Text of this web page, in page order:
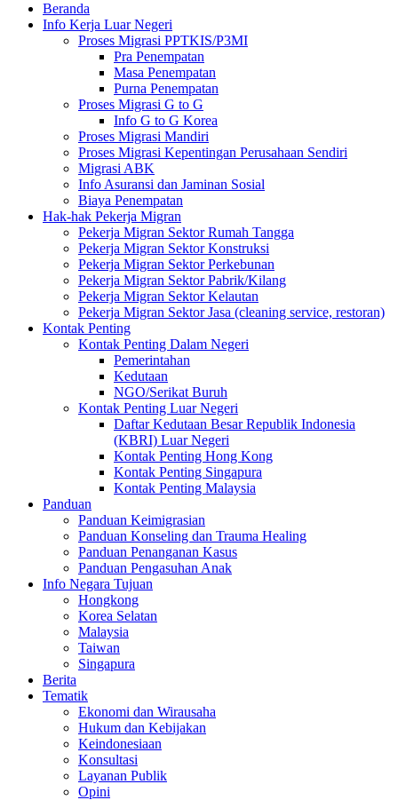
Beranda
Info Kerja Luar Negeri
Proses Migrasi PPTKIS/P3MI
Pra Penempatan
Masa Penempatan
Purna Penempatan
Proses Migrasi G to G
Info G to G Korea
Proses Migrasi Mandiri
Proses Migrasi Kepentingan Perusahaan Sendiri
Migrasi ABK
Info Asuransi dan Jaminan Sosial
Biaya Penempatan
Hak-hak Pekerja Migran
Pekerja Migran Sektor Rumah Tangga
Pekerja Migran Sektor Konstruksi
Pekerja Migran Sektor Perkebunan
Pekerja Migran Sektor Pabrik/Kilang
Pekerja Migran Sektor Kelautan
Pekerja Migran Sektor Jasa (cleaning service, restoran)
Kontak Penting
Kontak Penting Dalam Negeri
Pemerintahan
Kedutaan
NGO/Serikat Buruh
Kontak Penting Luar Negeri
Daftar Kedutaan Besar Republik Indonesia
(KBRI) Luar Negeri
Kontak Penting Hong Kong
Kontak Penting Singapura
Kontak Penting Malaysia
Panduan
Panduan Keimigrasian
Panduan Konseling dan Trauma Healing
Panduan Penanganan Kasus
Panduan Pengasuhan Anak
Info Negara Tujuan
Hongkong
Korea Selatan
Malaysia
Taiwan
Singapura
Berita
Tematik
Ekonomi dan Wirausaha
Hukum dan Kebijakan
Keindonesiaan
Konsultasi
Layanan Publik
Opini